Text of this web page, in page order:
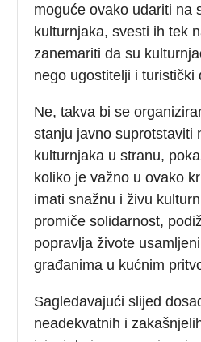
moguće ovako udariti na
kulturnjaka, svesti ih tek
zanemariti da su
nego ugostitelji i turistički
Ne, takva bi se
stanju javno suprotstaviti
kulturnjaka u stranu,
koliko je važno u ovako
imati snažnu i živu
promiče solidarnost,
popravlja živote
građanima u kućnim
Sagledavajući slijed
neadekvatnih i